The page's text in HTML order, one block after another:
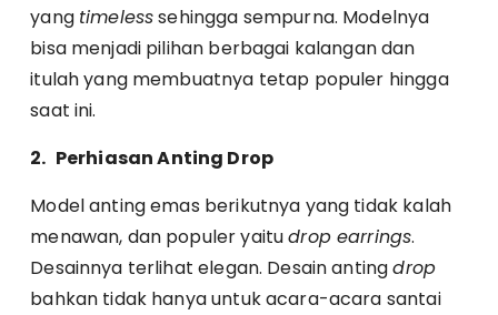
yang timelesssehingga sempurna. Modelnya
bisa menjadi pilihan berbagai kalangan dan
itulah yang membuatnya tetap populer hingga
saat ini.
2. Perhiasan Anting Drop
Model anting emas berikutnya yang tidak kalah
menawan, dan populer yaitudrop earrings.
Desainnya terlihat elegan. Desain antingdrop
bahkan tidak hanya untuk acara-acara santai